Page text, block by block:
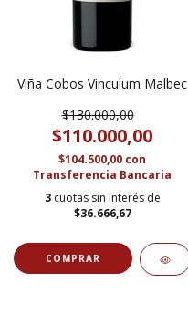
Viña Cobos Vinculum Malbec
$130.000,00
$110.000,00
$104.500,00 con
Transferencia Bancaria
3 cuotas sin interés de
$36.666,67